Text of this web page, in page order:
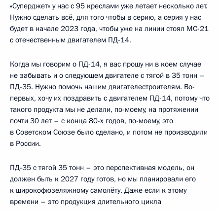
«Суперджет» у нас с 95 креслами уже летает несколько лет.
Нужно сделать всё, для того чтобы в серию, а серия у нас
будет в начале 2023 года, чтобы уже на линии стоял МС-21
с отечественным двигателем ПД-14.
Когда мы говорим о ПД-14, я вас прошу ни в коем случае
не забывать и о следующем двигателе с тягой в 35 тонн –
ПД-35. Нужно помочь нашим двигателестроителям. Во-
первых, хочу их поздравить с двигателем ПД-14, потому что
такого продукта мы не делали, по-моему, на протяжении
почти 30 лет – с конца 80-х годов, по-моему, это
в Советском Союзе было сделано, и потом не производили
в России.
ПД-35 с тягой 35 тонн – это перспективная модель, он
должен быть к 2027 году готов, но мы планировали его
к широкофюзеляжному самолёту. Даже если к этому
времени – это продукция длительного цикла